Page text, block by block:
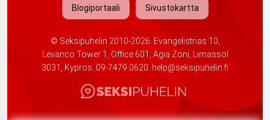
Blogiportaali Sivustokartta
© Seksipuhelin 2010-2026. Evangelistrias 10,
Levanco Tower 1, Office 601, Agia Zoni, Limassol
3031, Kypros. 09-7479 0620. help@seksipuhelin.fi